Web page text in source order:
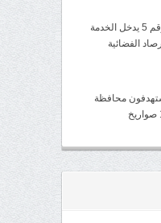
قمر “إلكترو-إل” رقم 5 يدخل الخدمة
الفضائية
محافظة